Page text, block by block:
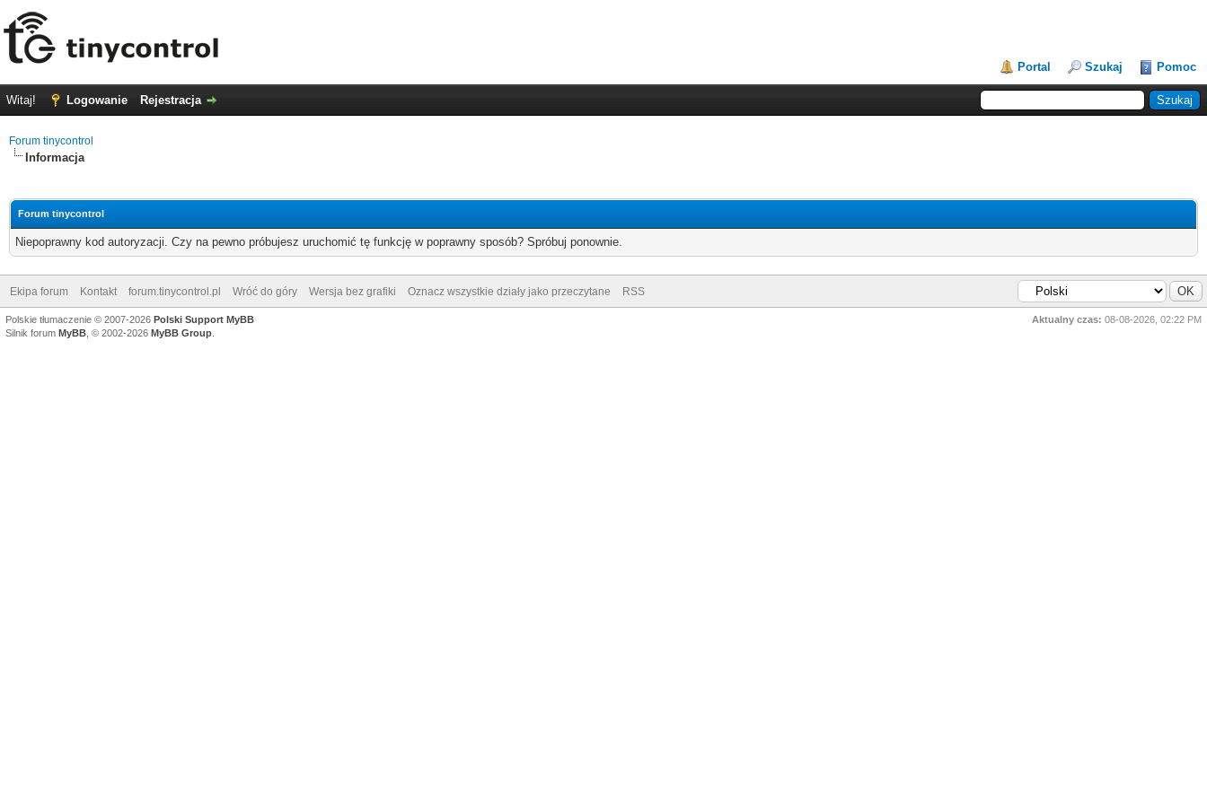
Portal Szukaj Pomoc
Witaj! Logowanie Rejestracja
Forum tinycontrol
Informacja
Forum tinycontrol
Niepoprawny kod autoryzacji. Czy na pewno próbujesz uruchomić tę funkcję w poprawny sposób? Spróbuj ponownie.
Ekipa forum Kontakt forum.tinycontrol.pl Wróć do góry Wersja bez grafiki Oznacz wszystkie działy jako przeczytane RSS
Aktualny czas: 08-08-2026, 02:22 PM
Polskie tłumaczenie © 2007-2026 Polski Support MyBB
Silnik forum MyBB , © 2002-2026 MyBB Group